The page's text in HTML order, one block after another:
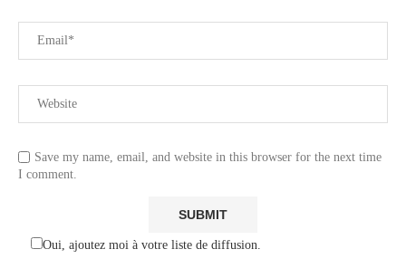
Save my name, email, and website in this browser for the next time
I comment.
Oui, ajoutez moi à votre liste de diffusion.